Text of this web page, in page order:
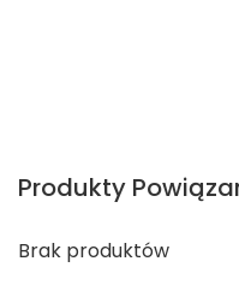
Produkty
Brak produktów